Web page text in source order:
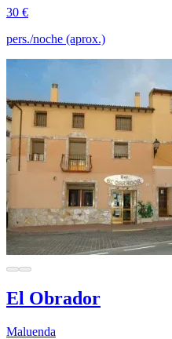
30 €
pers./noche (aprox.)
El Obrador
Maluenda